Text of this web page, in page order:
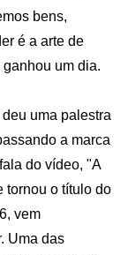
bens,
é a arte de
ganhou um dia.
uma palestra
a marca
do vídeo, "A
tornou o título do
vem
Uma das